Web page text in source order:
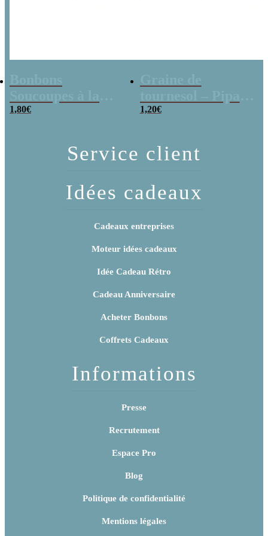
poudre (x20)
1,80€
x 3
1,20€
Service client
Idées cadeaux
Cadeaux entreprises
Moteur idées cadeaux
Idée Cadeau Rétro
Cadeau Anniversaire
Acheter Bonbons
Coffrets Cadeaux
Informations
Presse
Recrutement
Espace Pro
Blog
Politique de confidentialité
Mentions légales